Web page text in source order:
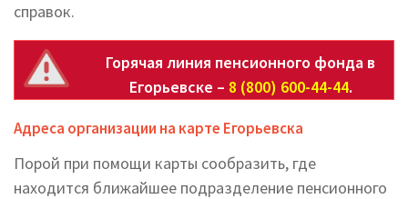
справок.
Горячая линия пенсионного фонда в
Егорьевске – 8 (800) 600-44-44.
Адреса организации на карте Егорьевска
Порой при помощи карты сообразить, где
находится ближайшее подразделение пенсионного